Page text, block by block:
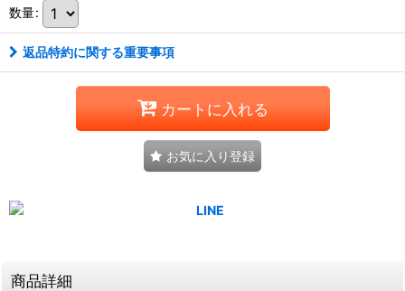
数量:
返品特約に関する重要事項
カートに入れる
お気に入り登録
商品詳細